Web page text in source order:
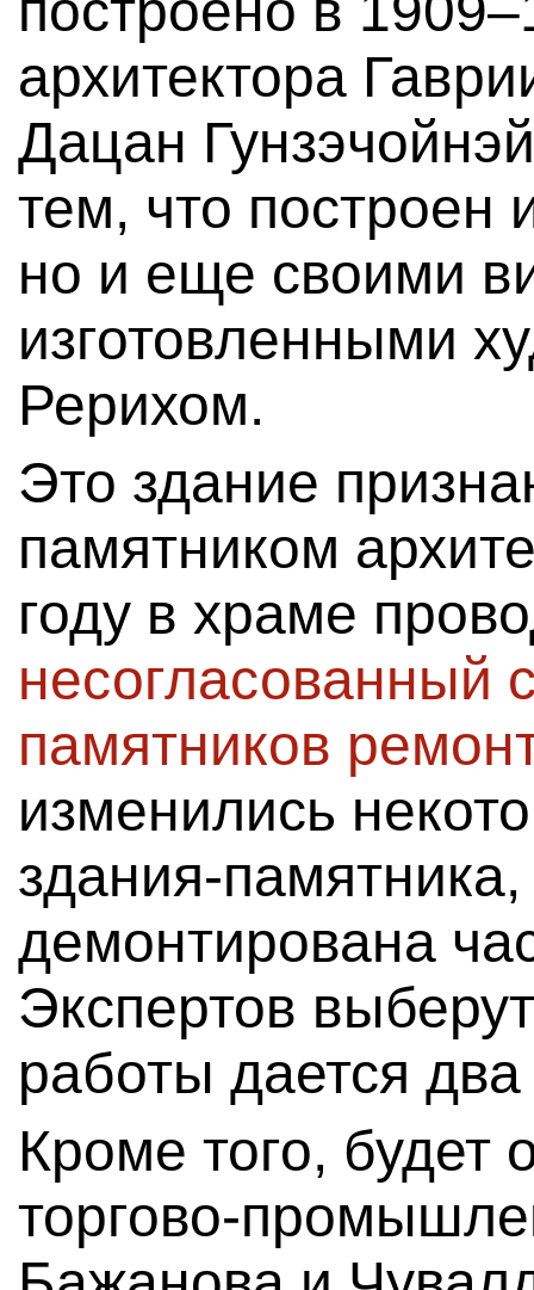
архитектора
Дацан
тем, что построен
но и еще своими
изготовленными
Рерихом.
Это здание
памятником
году в храме
несогласованный
памятников ремонт
изменились
здания-
демонтирована
Экспертов
работы дается
Кроме того, будет
торгово-